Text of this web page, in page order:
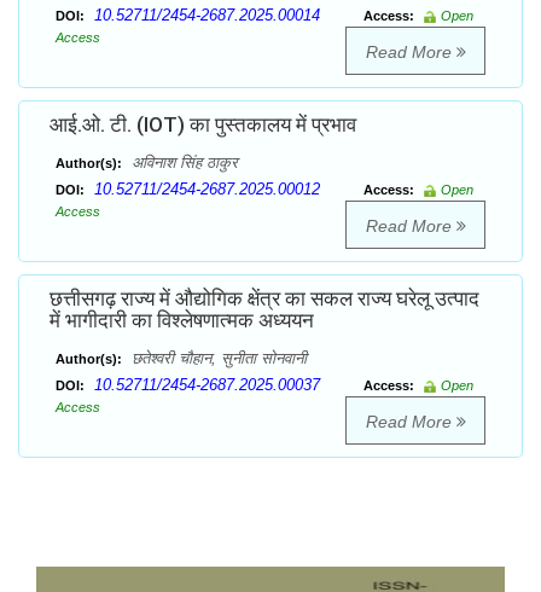
DOI: 10.52711/2454-2687.2025.00014 Access:
Open
Access
Read More
आई.ओ. टी. (IOT) का पुस्तकालय में प्रभाव
Author(s): अविनाश सिंह ठाकुर
DOI: 10.52711/2454-2687.2025.00012 Access:
Open
Access
Read More
छत्तीसगढ़ राज्य में औद्योगिक क्षेंत्र का सकल राज्य घरेलू उत्पाद
में भागीदारी का विश्लेषणात्मक अध्ययन
Author(s): छतेश्वरी चौहान, सुनीता सोनवानी
DOI: 10.52711/2454-2687.2025.00037 Access:
Open
Access
Read More